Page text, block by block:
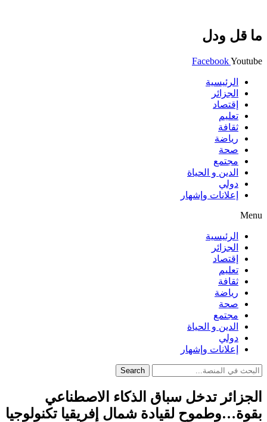
ما قل ودل
FacebookYoutube
الرئيسية
الجزائر
إقتصاد
تعليم
ثقافة
رياضة
صحة
مجتمع
الدين و الحياة
دولي
إعلانات وإشهار
Menu
الرئيسية
الجزائر
إقتصاد
تعليم
ثقافة
رياضة
صحة
مجتمع
الدين و الحياة
دولي
إعلانات وإشهار
Search
الجزائر تدخل سباق الذكاء الاصطناعي
بقوة…وطموح لقيادة شمال إفريقيا تكنولوجيا